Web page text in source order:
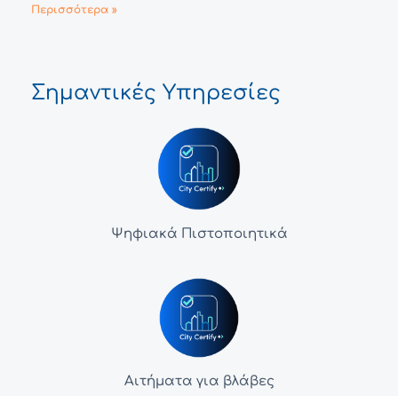
Περισσότερα »
Σημαντικές Υπηρεσίες
Ψηφιακά Πιστοποιητικά
Αιτήματα για βλάβες